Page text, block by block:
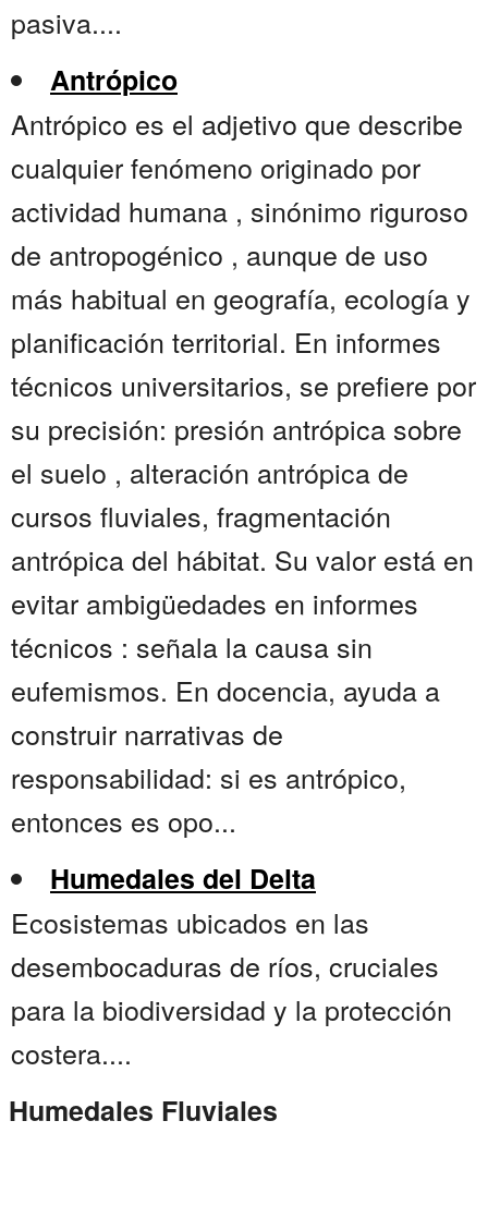
pasiva....
Antrópico
Antrópico es el adjetivo que describe
cualquier fenómeno originado por
actividad humana , sinónimo riguroso
de antropogénico , aunque de uso
más habitual en geografía, ecología y
planificación territorial. En informes
técnicos universitarios, se prefiere por
su precisión: presión antrópica sobre
el suelo , alteración antrópica de
cursos fluviales, fragmentación
antrópica del hábitat. Su valor está en
evitar ambigüedades en informes
técnicos : señala la causa sin
eufemismos. En docencia, ayuda a
construir narrativas de
responsabilidad: si es antrópico,
entonces es opo...
Humedales del Delta
Ecosistemas ubicados en las
desembocaduras de ríos, cruciales
para la biodiversidad y la protección
costera....
Humedales Fluviales